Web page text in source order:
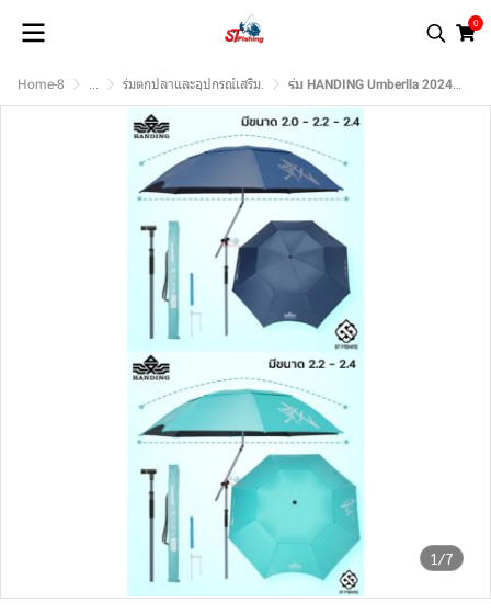
0
Home-8 ... ร่มตกปลาและอุปกรณ์เสริม. ร่ม HANDING Umberlla 2024 ผ้าร่มกัน UV50+ ชุดปรับองศาแบบใหม่ระบบฟันเฟือนขนาดใหญ่ แข็งแรง มีอุปกรณ์มีให้ครบครัน
1/7